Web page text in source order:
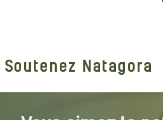
Soutenez Natagora